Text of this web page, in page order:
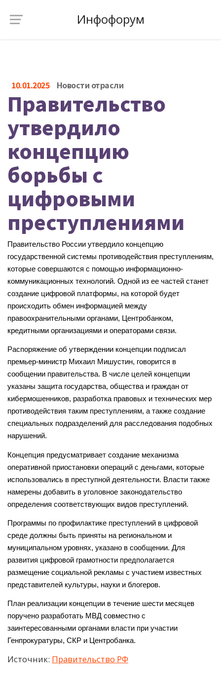
Инфофорум
10.01.2025 Новости отрасли
Правительство
утвердило
концепцию
борьбы с
цифровыми
преступлениями
Правительство России утвердило концепцию
государственной системы противодействия преступлениям,
которые совершаются с помощью информационно-
коммуникационных технологий. Одной из ее частей станет
создание цифровой платформы, на которой будет
происходить обмен информацией между
правоохранительными органами, Центробанком,
кредитными организациями и операторами связи.
Распоряжение об утверждении концепции подписал
премьер-министр Михаил Мишустин, говорится в
сообщении правительства. В числе целей концепции
указаны защита государства, общества и граждан от
кибермошенников, разработка правовых и технических мер
противодействия таким преступлениям, а также создание
специальных подразделений для расследования подобных
нарушений.
Концепция предусматривает создание механизма
оперативной приостановки операций с деньгами, которые
использовались в преступной деятельности. Власти также
намерены добавить в уголовное законодательство
определения соответствующих видов преступлений.
Программы по профилактике преступлений в цифровой
среде должны быть приняты на региональном и
муниципальном уровнях, указано в сообщении. Для
развития цифровой грамотности предполагается
размещение социальной рекламы с участием известных
представителей культуры, науки и блогеров.
План реализации концепции в течение шести месяцев
поручено разработать МВД совместно с
заинтересованными органами власти при участии
Генпрокуратуры, СКР и Центробанка.
Источник: Правительство РФ